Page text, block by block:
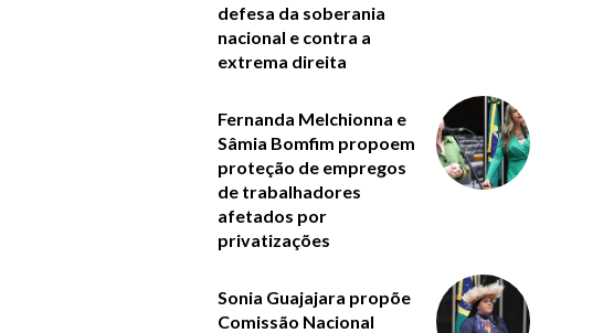
defesa da soberania
nacional e contra a
extrema direita
Fernanda Melchionna e
Sâmia Bomfim propoem
proteção de empregos
de trabalhadores
afetados por
privatizações
Sonia Guajajara propõe
Comissão Nacional